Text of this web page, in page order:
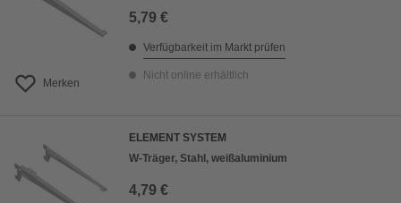
Merken
5,79 €
Verfügbarkeit im Markt prüfen
Nicht online erhältlich
ELEMENT SYSTEM
W-Träger, Stahl, weißaluminium
4,79 €